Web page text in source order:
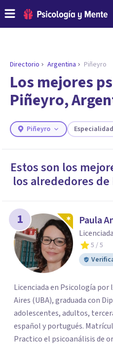
ENCONTRAR MI TERAPEUTA
¿Necesitas ayuda
psicólogo
Responde a unas breves
necesidades.
Directorio Argentina Piñeyro
Los mejores
Piñeyro,
Piñeyro
Estos son los
los alrededores de
1 Paula
5 / 5
Licenciada en Psicología por
Aires (UBA), graduada con Diploma
adolescentes, adultos,
español y portugués.
Practico el psicoanálisis de